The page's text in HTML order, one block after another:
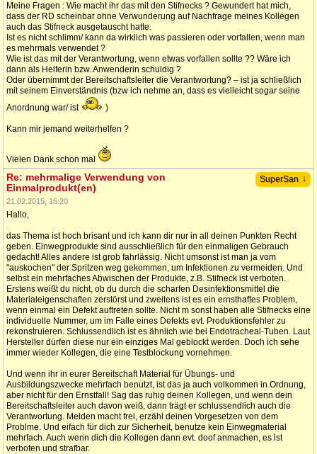
Meine Fragen : Wie macht ihr das mit den Stifnecks ? Gewundert hat mich,
dass der RD scheinbar ohne Verwunderung auf Nachfrage meines Kollegen
auch das Stifneck ausgetauscht hatte.
Ist es nicht schlimm/ kann da wirklich was passieren oder vorfallen, wenn man
es mehrmals verwendet ?
Wie ist das mit der Verantwortung, wenn etwas vorfallen sollte ?? Wäre ich
dann als Helferin bzw. Anwenderin schuldig ?
Oder übernimmt der Bereitschaftsleiter die Verantwortung? – ist ja schließlich
mit seinem Einverständnis (bzw ich nehme an, dass es vielleicht sogar seine
Anordnung war/ ist
)
Kann mir jemand weiterhelfen ?
Vielen Dank schon mal
SuperSan ↓
Re: mehrmalige Verwendung von
Einmalprodukt(en)
21.02.2015, 16:20
Hallo,
das Thema ist hoch brisant und ich kann dir nur in all deinen Punkten Recht
geben. Einwegprodukte sind ausschließlich für den einmaligen Gebrauch
gedacht! Alles andere ist grob fahrlässig. Nicht umsonst ist man ja vom
"auskochen" der Spritzen weg gekommen, um Infektionen zu vermeiden. Und
selbst ein mehrfaches Abwischen der Produkte, z.B. Stifneck ist verboten.
Erstens weißt du nicht, ob du durch die scharfen Desinfektionsmittel die
Materialeigenschaften zerstörst und zweitens ist es ein ernsthaftes Problem,
wenn einmal ein Defekt auftreten sollte. Nicht m sonst haben alle Stifnecks eine
individuelle Nummer, um im Falle eines Defekts evt. Produktionsfehler zu
rekonstruieren. Schlussendlich ist es ähnlich wie bei Endotracheal-Tuben. Laut
Hersteller dürfen diese nur ein einziges Mal geblockt werden. Doch ich sehe
immer wieder Kollegen, die eine Testblockung vornehmen.
Und wenn ihr in eurer Bereitschaft Material für Übungs- und
Ausbildungszwecke mehrfach benutzt, ist das ja auch volkommen in Ordnung,
aber nicht für den Ernstfall! Sag das ruhig deinen Kollegen, und wenn dein
Bereitschaftsleiter auch davon weiß, dann trägt er schlussendlich auch die
Verantwortung. Melden macht frei, erzähl deinen Vorgesetzen von dem
Problme. Und eifach für dich zur Sicherheit, benutze kein Einwegmaterial
mehrfach. Auch wenn dich die Kollegen dann evt. doof anmachen, es ist
verboten und strafbar.